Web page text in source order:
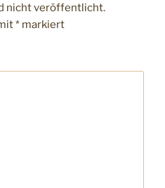
nicht veröffentlicht.
* markiert